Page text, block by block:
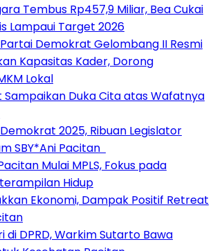
Tembus Rp457,9 Miliar, Bea Cukai
Lampaui Target 2026
Demokrat Gelombang II Resmi
Kapasitas Kader, Dorong
Lokal
Duka Cita atas Wafatnya
2025, Ribuan Legislator
SBY*Ani Pacitan
Mulai MPLS, Fokus pada
Hidup
Ekonomi, Dampak Positif Retreat
di DPRD, Warkim Sutarto Bawa